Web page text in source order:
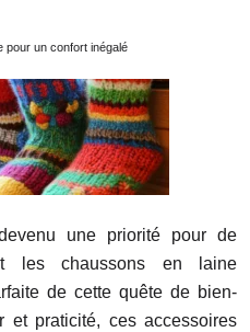
pour un confort inégalé
une priorité pour de
les chaussons en laine
de cette quête de bien-
et praticité, ces accessoires